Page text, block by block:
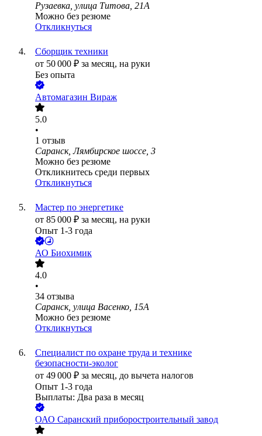
Рузаевка, улица Титова, 21А
Можно без резюме
Откликнуться
Сборщик техники
от 50 000 ₽ за месяц, на руки
Без опыта
Автомагазин Вираж
5.0
•
1 отзыв
Саранск, Лямбирское шоссе, 3
Можно без резюме
Откликнитесь среди первых
Откликнуться
Мастер по энергетике
от 85 000 ₽ за месяц, на руки
Опыт 1-3 года
АО Биохимик
4.0
•
34 отзыва
Саранск, улица Васенко, 15А
Можно без резюме
Откликнуться
Специалист по охране труда и технике
безопасности-эколог
от 49 000 ₽ за месяц, до вычета налогов
Опыт 1-3 года
Выплаты: Два раза в месяц
ОАО Саранский приборостроительный завод